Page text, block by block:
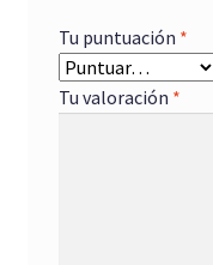
Tu puntuación *
Tu valoración *